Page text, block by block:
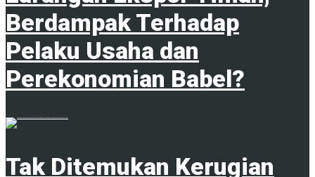
Berdampak Terhadap
Pelaku Usaha dan
Perekonomian Babel?
Tak Ditemukan Kerugian